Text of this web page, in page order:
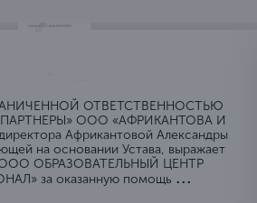
ОТВЕТСТВЕННОСТЬЮ
ООО «АФРИКАНТОВА И
Африкантовой Александры
на основании Устава, выражает
ООО ОБРАЗОВАТЕЛЬНЫЙ ЦЕНТР
за оказанную помощь ...